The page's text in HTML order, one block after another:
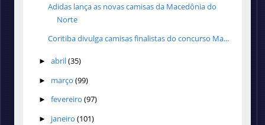
Adidas lança as novas camisas da Macedônia do
Norte
Coritiba divulga camisas finalistas do concurso Ma...
► abril(35)
► março (99)
► fevereiro (97)
► janeiro (101)